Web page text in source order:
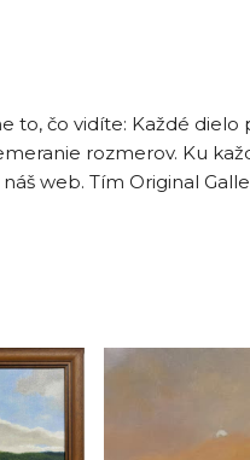
to, čo vidíte: Každé
rozmerov. Ku
web. Tím Original